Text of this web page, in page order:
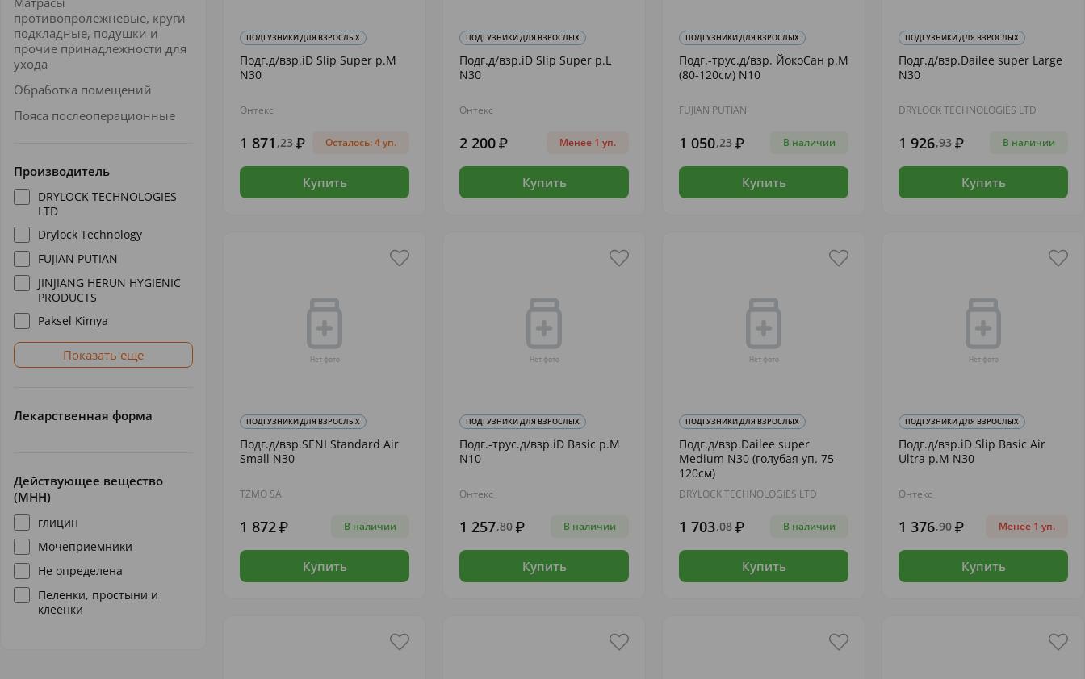
противопролежневые, круги
подкладные, подушки и
прочие принадлежности для
ухода
Обработка помещений
Пояса послеоперационные
Производитель
DRYLOCK TECHNOLOGIES
LTD
Drylock Technology
FUJIAN PUTIAN
JINJIANG HERUN HYGIENIC
PRODUCTS
Paksel Kimya
Показать еще
Лекарственная форма
Действующее вещество
(МНН)
глицин
Мочеприемники
Не определена
Пеленки, простыни и
клеенки
ПОДГУЗНИКИ ДЛЯ ВЗРОСЛЫХ
Подг.д/взр.iD Slip Super р.M
N30
Онтекс
1 871 ,23 Осталось: 4 уп.
Купить
ПОДГУЗНИКИ ДЛЯ ВЗРОСЛЫХ
Подг.д/взр.iD Slip Super р.L
N30
Онтекс
2 200 Менее 1 уп.
Купить
ПОДГУЗНИКИ ДЛЯ ВЗРОСЛЫХ
Подг.-трус.д/взр. ЙокоСан р.M
(80-120см) N10
FUJIAN PUTIAN
1 050,23 В наличии
Купить
ПОДГУЗНИКИ ДЛЯ ВЗРОСЛЫХ
Подг.д/взр.Dailee super Large
N30
DRYLOCK TECHNOLOGIES LTD
1 926,93 В наличии
Купить
ПОДГУЗНИКИ ДЛЯ ВЗРОСЛЫХ
Подг.д/взр.SENI Standard Air
Small N30
TZMO SA
1 872 В наличии
Купить
ПОДГУЗНИКИ ДЛЯ ВЗРОСЛЫХ
Подг.-трус.д/взр.iD Basic р.M
N10
Онтекс
1 257,80 В наличии
Купить
ПОДГУЗНИКИ ДЛЯ ВЗРОСЛЫХ
Подг.д/взр.Dailee super
Medium N30 (голубая уп. 75-
120см)
DRYLOCK TECHNOLOGIES LTD
1 703,08 В наличии
Купить
ПОДГУЗНИКИ ДЛЯ ВЗРОСЛЫХ
Подг.д/взр.iD Slip Basic Air
Ultra р.M N30
Онтекс
1 376,90 Менее 1 уп.
Купить